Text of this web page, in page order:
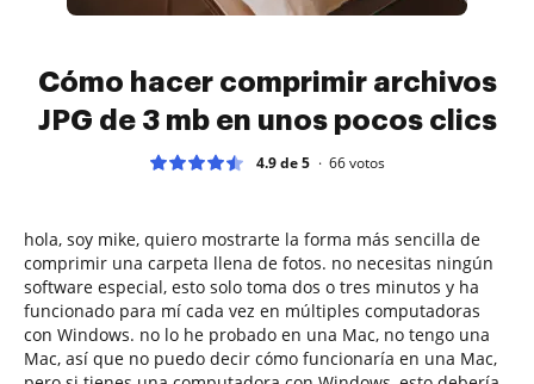
Cómo hacer comprimir archivos
JPG de 3 mb en unos pocos clics
4.9 de 5 66votos
hola, soy mike, quiero mostrarte la forma más sencilla de
comprimir una carpeta llena de fotos. no necesitas ningún
software especial, esto solo toma dos o tres minutos y ha
funcionado para mí cada vez en múltiples computadoras
con Windows. no lo he probado en una Mac, no tengo una
Mac, así que no puedo decir cómo funcionaría en una Mac,